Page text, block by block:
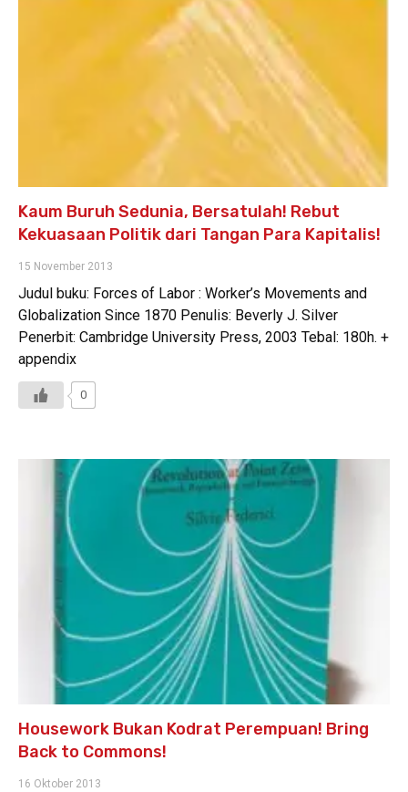
Kaum Buruh Sedunia, Bersatulah! Rebut
Kekuasaan Politik dari Tangan Para Kapitalis!
15 November 2013
Judul buku: Forces of Labor : Worker’s Movements and
Globalization Since 1870 Penulis: Beverly J. Silver
Penerbit: Cambridge University Press, 2003 Tebal: 180h. +
appendix
0
Housework Bukan Kodrat Perempuan! Bring
Back to Commons!
16 Oktober 2013